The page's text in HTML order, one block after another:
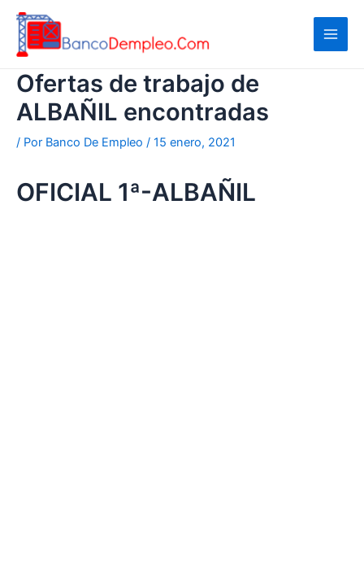
contenido
Ofertas de trabajo de
ALBAÑIL encontradas
/ Por Banco De Empleo / 15 enero, 2021
OFICIAL 1ª-ALBAÑIL